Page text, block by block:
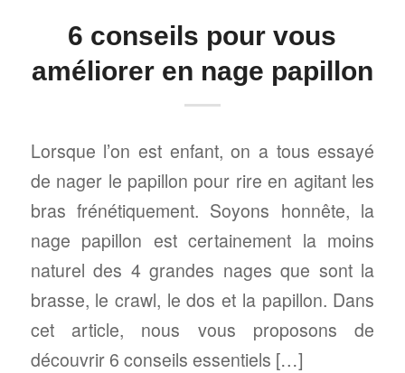
6 conseils pour vous
améliorer en nage papillon
Lorsque l’on est enfant, on a tous essayé
de nager le papillon pour rire en agitant les
bras frénétiquement. Soyons honnête, la
nage papillon est certainement la moins
naturel des 4 grandes nages que sont la
brasse, le crawl, le dos et la papillon. Dans
cet article, nous vous proposons de
découvrir 6 conseils essentiels […]